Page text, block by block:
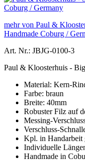
mehr von Paul &
Handmade Coburg /
Art. Nr.: JBJG-0100-3
Paul & Kloosterhuis -
Material: Kern-
Farbe: braun
Breite: 40mm
Robuster Filz auf
Messing-
Verschluss-
Kpl. in Handarbeit
Individuelle
Handmade in